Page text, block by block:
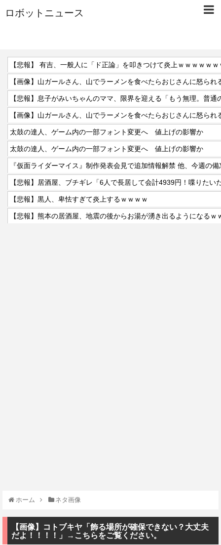
ロボットニュース
【悲報】 有吉、一般人に「ド正論」を叩きつけて炎上ｗｗｗｗｗｗ
【画像】山ガールさん、山でラーメンを食べたらおじさんに怒られ
【画像】山ガールさん、山でラーメンを食べたらおじさんに怒られ
太鼓の達人、ゲーム内の一部フォント変更へ 値上げの影響か
太鼓の達人、ゲーム内の一部フォント変更へ 値上げの影響か
【悲報】黒人、卑怯すぎて炎上するｗｗｗｗ
【悲報】熊本の居酒屋、地震の後からお湯が湧き出るようになるｗ
ホーム ネタ画像
【画像】コトブキヤ「飾る場所が確保できない？大丈夫
だよ！！！！」→こちらをご覧ください。